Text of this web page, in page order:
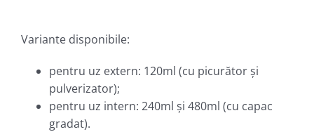
Variante disponibile:
pentru uz extern: 120ml (cu picurător şi
pulverizator);
pentru uz intern: 240ml şi 480ml (cu capac
gradat).